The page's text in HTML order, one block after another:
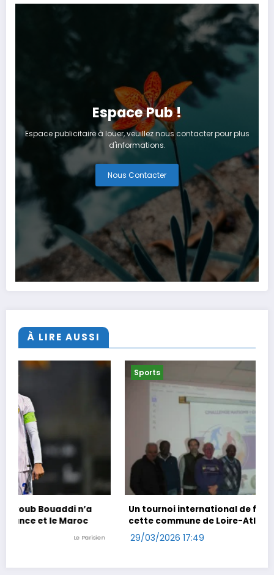
Espace Pub !
Espace publicitaire à louer, veuillez nous contacter pour plus
d'informations.
Nous Contacter
À LIRE AUSSI
Sports
Un tournoi international de foot en marchant dans
cette commune de Loire-Atlantique
29/03/2026 17:49